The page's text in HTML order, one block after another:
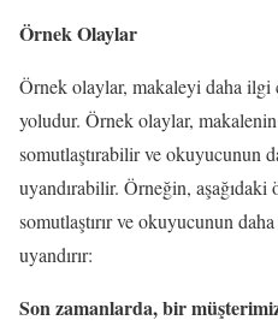
Örnek Olaylar
Örnek olaylar, makaleyi daha
yoludur. Örnek olaylar,
somutlaştırabilir ve okuyucunun
uyandırabilir. Örneğin,
somutlaştırır ve okuyucunun
uyandırır:
Son zamanlarda, bir